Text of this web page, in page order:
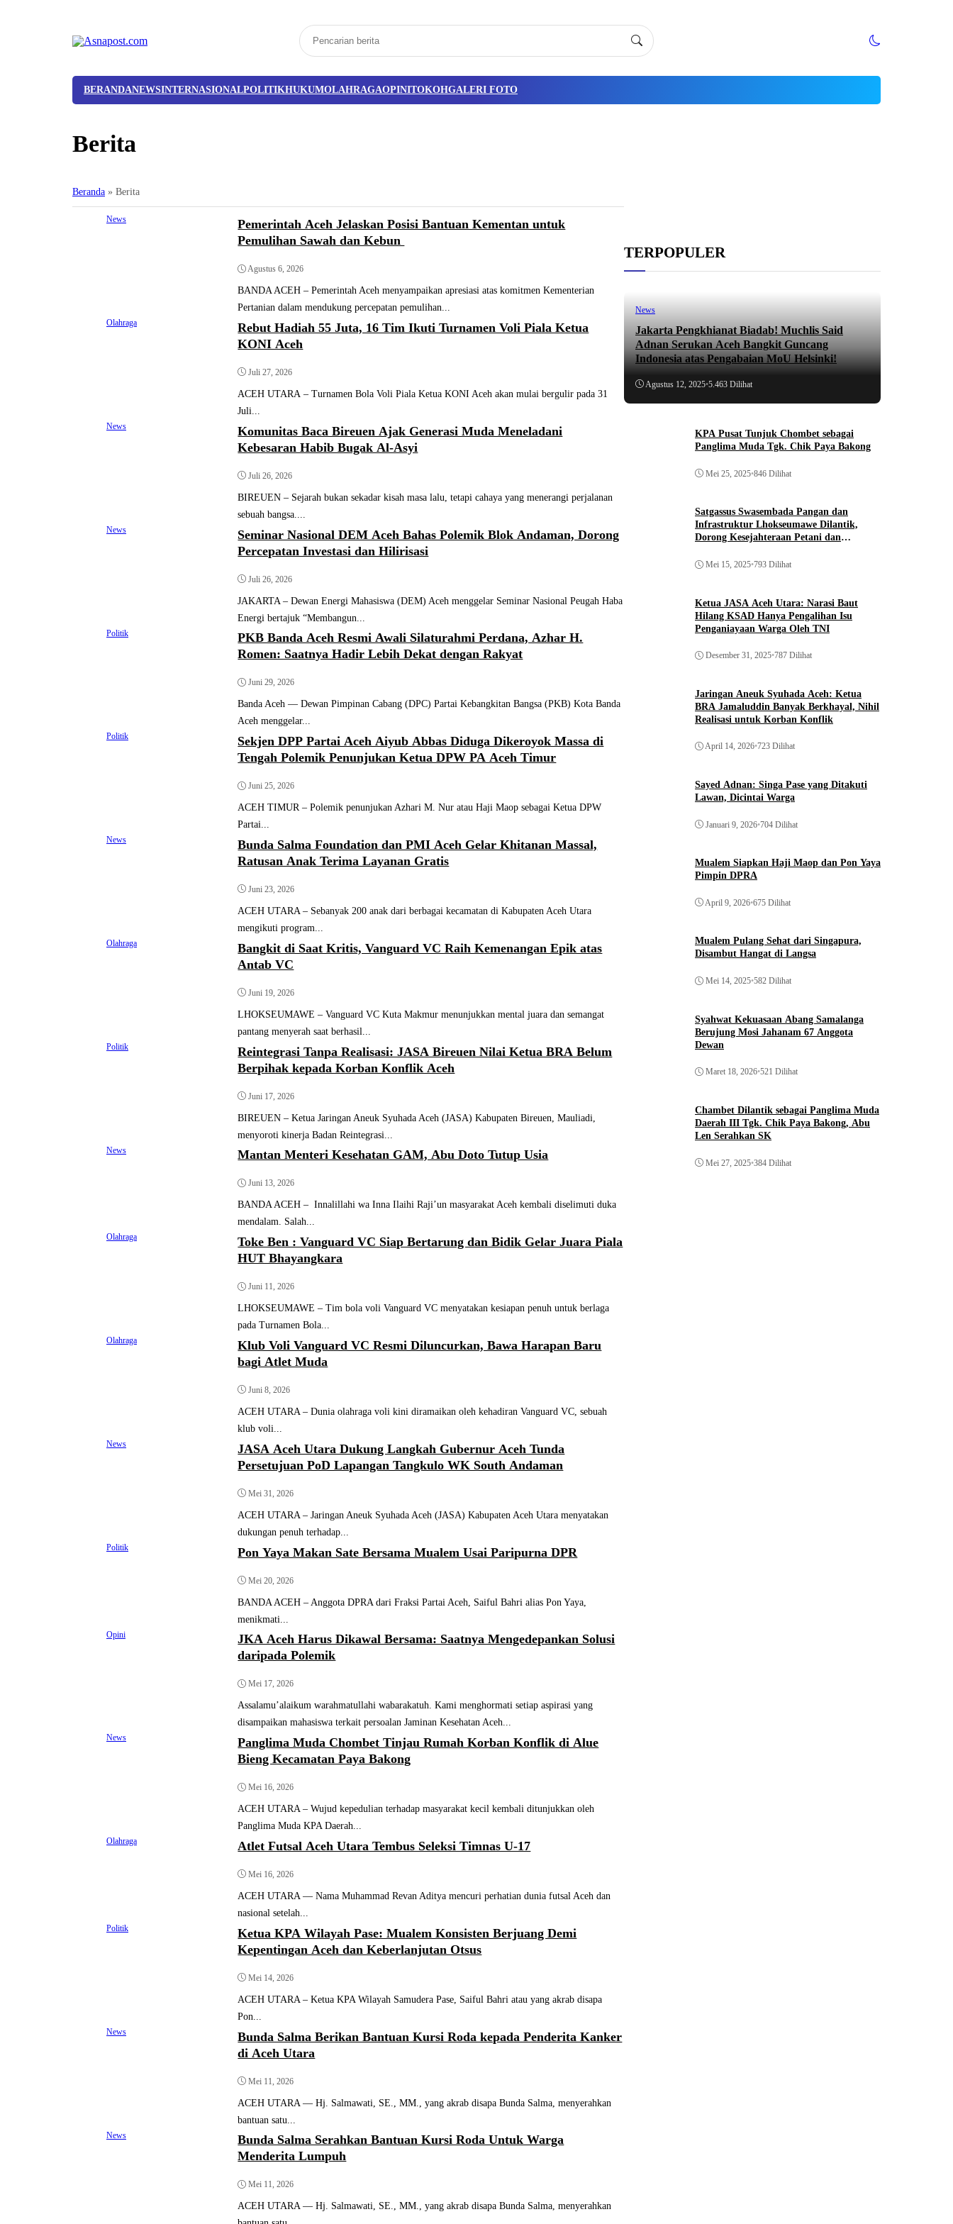
BERANDANEWSINTERNASIONALPOLITIKHUKUMOLAHRAGAOPINITOKOHGALERI FOTO
Berita
Beranda » Berita
News
Pemerintah Aceh Jelaskan Posisi Bantuan Kementan untuk
Pemulihan Sawah dan Kebun
Agustus 6, 2026
BANDA ACEH – Pemerintah Aceh menyampaikan apresiasi atas komitmen Kementerian
Pertanian dalam mendukung percepatan pemulihan...
Olahraga
Rebut Hadiah 55 Juta, 16 Tim Ikuti Turnamen Voli Piala Ketua
KONI Aceh
Juli 27, 2026
ACEH UTARA – Turnamen Bola Voli Piala Ketua KONI Aceh akan mulai bergulir pada 31
Juli...
News
Komunitas Baca Bireuen Ajak Generasi Muda Meneladani
Kebesaran Habib Bugak Al-Asyi
Juli 26, 2026
BIREUEN – Sejarah bukan sekadar kisah masa lalu, tetapi cahaya yang menerangi perjalanan
sebuah bangsa....
News
Seminar Nasional DEM Aceh Bahas Polemik Blok Andaman, Dorong
Percepatan Investasi dan Hilirisasi
Juli 26, 2026
JAKARTA – Dewan Energi Mahasiswa (DEM) Aceh menggelar Seminar Nasional Peugah Haba
Energi bertajuk “Membangun...
Politik
PKB Banda Aceh Resmi Awali Silaturahmi Perdana, Azhar H.
Romen: Saatnya Hadir Lebih Dekat dengan Rakyat
Juni 29, 2026
Banda Aceh — Dewan Pimpinan Cabang (DPC) Partai Kebangkitan Bangsa (PKB) Kota Banda
Aceh menggelar...
Politik
Sekjen DPP Partai Aceh Aiyub Abbas Diduga Dikeroyok Massa di
Tengah Polemik Penunjukan Ketua DPW PA Aceh Timur
Juni 25, 2026
ACEH TIMUR – Polemik penunjukan Azhari M. Nur atau Haji Maop sebagai Ketua DPW
Partai...
News
Bunda Salma Foundation dan PMI Aceh Gelar Khitanan Massal,
Ratusan Anak Terima Layanan Gratis
Juni 23, 2026
ACEH UTARA – Sebanyak 200 anak dari berbagai kecamatan di Kabupaten Aceh Utara
mengikuti program...
Olahraga
Bangkit di Saat Kritis, Vanguard VC Raih Kemenangan Epik atas
Antab VC
Juni 19, 2026
LHOKSEUMAWE – Vanguard VC Kuta Makmur menunjukkan mental juara dan semangat
pantang menyerah saat berhasil...
Politik
Reintegrasi Tanpa Realisasi: JASA Bireuen Nilai Ketua BRA Belum
Berpihak kepada Korban Konflik Aceh
Juni 17, 2026
BIREUEN – Ketua Jaringan Aneuk Syuhada Aceh (JASA) Kabupaten Bireuen, Mauliadi,
menyoroti kinerja Badan Reintegrasi...
News Mantan Menteri Kesehatan GAM, Abu Doto Tutup Usia
Juni 13, 2026
BANDA ACEH – Innalillahi wa Inna Ilaihi Raji’un masyarakat Aceh kembali diselimuti duka
mendalam. Salah...
Olahraga
Toke Ben : Vanguard VC Siap Bertarung dan Bidik Gelar Juara Piala
HUT Bhayangkara
Juni 11, 2026
LHOKSEUMAWE – Tim bola voli Vanguard VC menyatakan kesiapan penuh untuk berlaga
pada Turnamen Bola...
Olahraga
Klub Voli Vanguard VC Resmi Diluncurkan, Bawa Harapan Baru
bagi Atlet Muda
Juni 8, 2026
ACEH UTARA – Dunia olahraga voli kini diramaikan oleh kehadiran Vanguard VC, sebuah
klub voli...
News
JASA Aceh Utara Dukung Langkah Gubernur Aceh Tunda
Persetujuan PoD Lapangan Tangkulo WK South Andaman
Mei 31, 2026
ACEH UTARA – Jaringan Aneuk Syuhada Aceh (JASA) Kabupaten Aceh Utara menyatakan
dukungan penuh terhadap...
Politik Pon Yaya Makan Sate Bersama Mualem Usai Paripurna DPR
Mei 20, 2026
BANDA ACEH – Anggota DPRA dari Fraksi Partai Aceh, Saiful Bahri alias Pon Yaya,
menikmati...
Opini
JKA Aceh Harus Dikawal Bersama: Saatnya Mengedepankan Solusi
daripada Polemik
Mei 17, 2026
Assalamu’alaikum warahmatullahi wabarakatuh. Kami menghormati setiap aspirasi yang
disampaikan mahasiswa terkait persoalan Jaminan Kesehatan Aceh...
News
Panglima Muda Chombet Tinjau Rumah Korban Konflik di Alue
Bieng Kecamatan Paya Bakong
Mei 16, 2026
ACEH UTARA – Wujud kepedulian terhadap masyarakat kecil kembali ditunjukkan oleh
Panglima Muda KPA Daerah...
Olahraga Atlet Futsal Aceh Utara Tembus Seleksi Timnas U-17
Mei 16, 2026
ACEH UTARA — Nama Muhammad Revan Aditya mencuri perhatian dunia futsal Aceh dan
nasional setelah...
Politik
Ketua KPA Wilayah Pase: Mualem Konsisten Berjuang Demi
Kepentingan Aceh dan Keberlanjutan Otsus
Mei 14, 2026
ACEH UTARA – Ketua KPA Wilayah Samudera Pase, Saiful Bahri atau yang akrab disapa
Pon...
News
Bunda Salma Berikan Bantuan Kursi Roda kepada Penderita Kanker
di Aceh Utara
Mei 11, 2026
ACEH UTARA — Hj. Salmawati, SE., MM., yang akrab disapa Bunda Salma, menyerahkan
bantuan satu...
News
Bunda Salma Serahkan Bantuan Kursi Roda Untuk Warga
Menderita Lumpuh
Mei 11, 2026
ACEH UTARA — Hj. Salmawati, SE., MM., yang akrab disapa Bunda Salma, menyerahkan
TERPOPULER
News
Jakarta Pengkhianat Biadab! Muchlis Said
Adnan Serukan Aceh Bangkit Guncang
Indonesia atas Pengabaian MoU Helsinki!
Agustus 12, 2025•5.463 Dilihat
KPA Pusat Tunjuk Chombet sebagai
Panglima Muda Tgk. Chik Paya Bakong
Mei 25, 2025•846 Dilihat
Satgassus Swasembada Pangan dan
Infrastruktur Lhokseumawe Dilantik,
Dorong Kesejahteraan Petani dan
Mei 15, 2025•793 Dilihat
Ketua JASA Aceh Utara: Narasi Baut
Hilang KSAD Hanya Pengalihan Isu
Penganiayaan Warga Oleh TNI
Desember 31, 2025•787 Dilihat
Jaringan Aneuk Syuhada Aceh: Ketua
BRA Jamaluddin Banyak Berkhayal, Nihil
Realisasi untuk Korban Konflik
April 14, 2026•723 Dilihat
Sayed Adnan: Singa Pase yang Ditakuti
Lawan, Dicintai Warga
Januari 9, 2026•704 Dilihat
Mualem Siapkan Haji Maop dan Pon Yaya
Pimpin DPRA
April 9, 2026•675 Dilihat
Mualem Pulang Sehat dari Singapura,
Disambut Hangat di Langsa
Mei 14, 2025•582 Dilihat
Syahwat Kekuasaan Abang Samalanga
Berujung Mosi Jahanam 67 Anggota
Dewan
Maret 18, 2026•521 Dilihat
Chambet Dilantik sebagai Panglima Muda
Daerah III Tgk. Chik Paya Bakong, Abu
Len Serahkan SK
Mei 27, 2025•384 Dilihat